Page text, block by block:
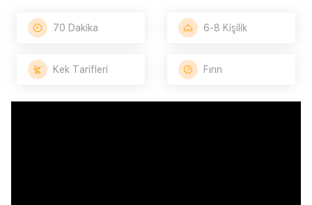
70 Dakika 6-8 Kişilik
Kek Tarifleri Fırın